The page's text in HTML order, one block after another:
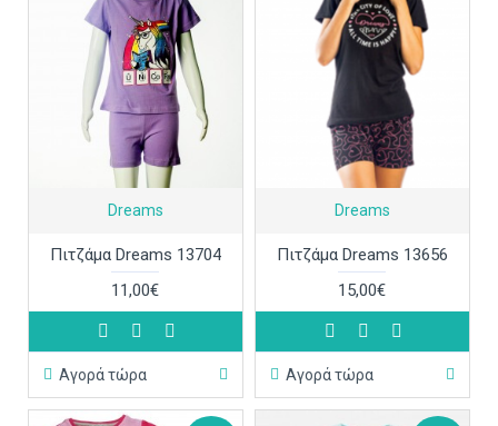
Dreams
Πιτζάμα Dreams 13704
11,00€
Αγορά τώρα
Dreams
Πιτζάμα Dreams 13656
15,00€
Αγορά τώρα